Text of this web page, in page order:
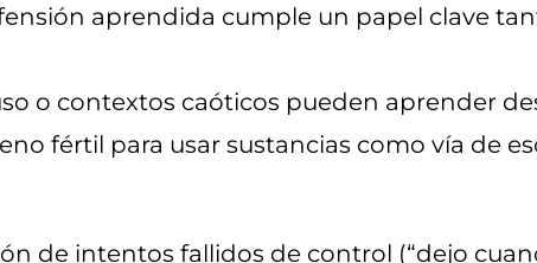
aprendida cumple un papel clave
o contextos caóticos pueden aprender
fértil para usar sustancias como vía de
de intentos fallidos de control (“dejo